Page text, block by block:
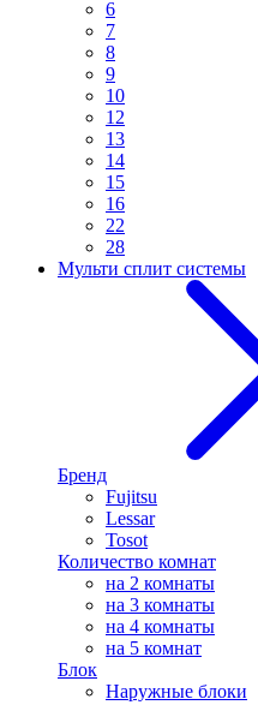
6
7
8
9
10
12
13
14
15
16
22
28
Мульти сплит системы
Бренд
Fujitsu
Lessar
Tosot
Количество комнат
на 2 комнаты
на 3 комнаты
на 4 комнаты
на 5 комнат
Блок
Наружные блоки